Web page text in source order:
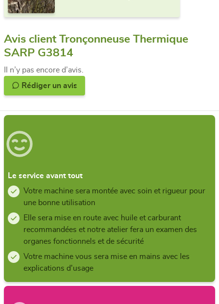
Avis client Tronçonneuse Thermique
SARP G3814
Il n’y pas encore d’avis.
Rédiger un avis
Le service avant tout
Votre machine sera montée avec soin et rigueur pour
une bonne utilisation
Elle sera mise en route avec huile et carburant
recommandées et notre atelier fera un examen des
organes fonctionnels et de sécurité
Votre machine vous sera mise en mains avec les
explications d'usage